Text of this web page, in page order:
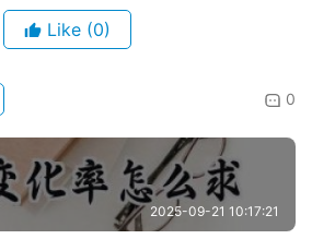
Like (0)
0
2025-09-21 10:17:21